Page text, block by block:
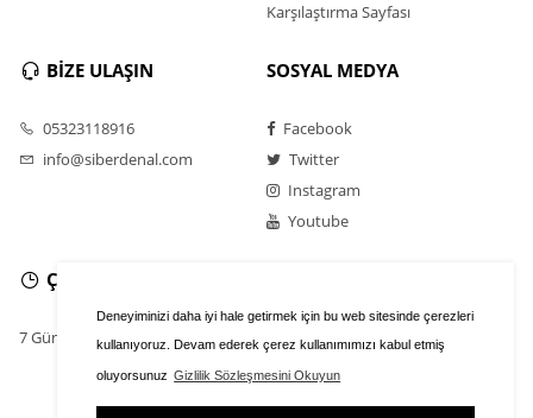
Deneyiminizi daha iyi hale getirmek için bu web sitesinde çerezleri
kullanıyoruz. Devam ederek çerez kullanımımızı kabul etmiş
oluyorsunuz Gizlilik Sözleşmesini Okuyun
Karşılaştırma Sayfası
BİZE ULAŞIN
05323118916
info@siberdenal.com
SOSYAL MEDYA
Facebook
Twitter
Instagram
Youtube
ÇALIŞMA SAATLERİ
7 Gün / 24 Saat